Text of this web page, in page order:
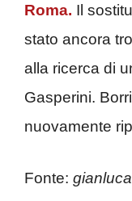
Roma. Il
stato ancora
alla ricerca di
Gasperini.
nuovamente
Fonte: